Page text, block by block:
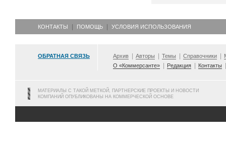
КОНТАКТЫ ПОМОЩЬ УСЛОВИЯ ИСПОЛЬЗОВАНИЯ
ОБРАТНАЯ СВЯЗЬ Архив Авторы Темы Справочники
О «Коммерсанте»
Редакция Контакты
МАТЕРИАЛЫ С ТАКОЙ МЕТКОЙ, ПАРТНЕРСКИЕ ПРОЕКТЫ И НОВОСТИ
КОМПАНИЙ ОПУБЛИКОВАНЫ НА КОММЕРЧЕСКОЙ ОСНОВЕ